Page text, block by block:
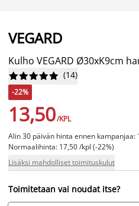
VEGARD
Kulho VEGARD Ø30xK9cm





 (14)
-22%
13,50/KPL
Alin 30 päivän hinta ennen kampanjaa:
Normaalihinta: 17,50 /kpl (-22%)
Lisäksi mahdolliset toimituskulut
Toimitetaan vai noudat itse?